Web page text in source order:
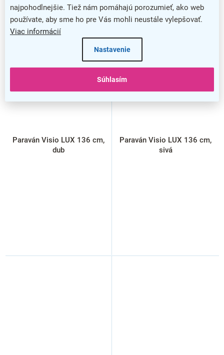
najpohodlnejšie. Tiež nám pomáhajú porozumieť, ako web
používate, aby sme ho pre Vás mohli neustále vylepšovať.
Viac informácií
Nastavenie
Súhlasím
Paraván Visio LUX 136 cm,
dub
Paraván Visio LUX 136 cm,
sivá